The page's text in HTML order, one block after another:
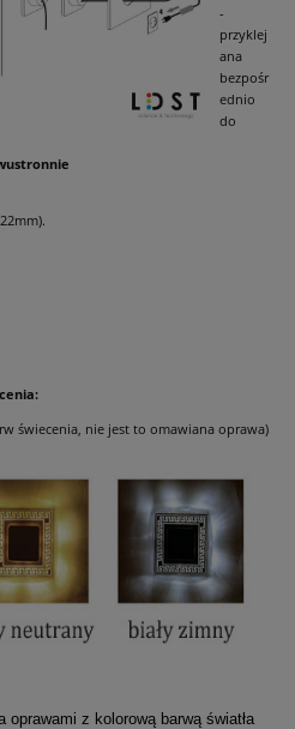
-
przyklej
ana
bezpośr
ednio
do
świecenia, nie jest to omawiana oprawa)
z kolorową barwą światła